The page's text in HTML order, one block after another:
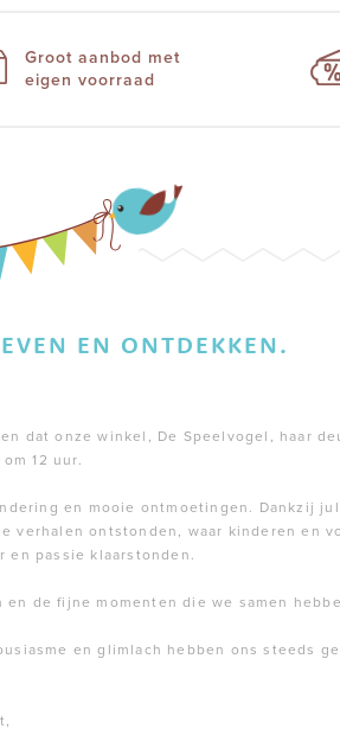
Groot aanbod met
eigen voorraad
EN ONTDEKKEN.
dat onze winkel, De Speelvogel, haar
12 uur.
en mooie ontmoetingen. Dankzij
verhalen ontstonden, waar kinderen en
passie klaarstonden.
de fijne momenten die we samen
en glimlach hebben ons steeds